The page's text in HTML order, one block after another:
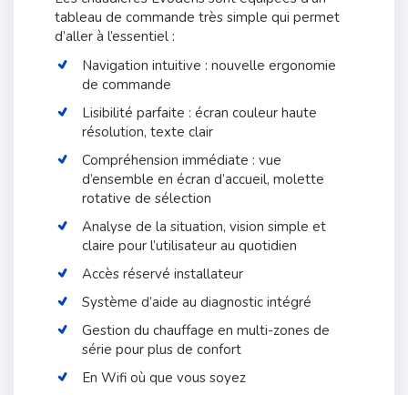
tableau de commande très simple qui permet
d’aller à l’essentiel :
Navigation intuitive : nouvelle ergonomie
de commande
Lisibilité parfaite : écran couleur haute
résolution, texte clair
Compréhension immédiate : vue
d’ensemble en écran d’accueil, molette
rotative de sélection
Analyse de la situation, vision simple et
claire pour l’utilisateur au quotidien
Accès réservé installateur
Système d’aide au diagnostic intégré
Gestion du chauffage en multi-zones de
série pour plus de confort
En Wifi où que vous soyez